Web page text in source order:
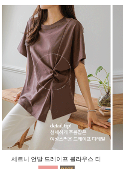
세르니 언발 드레이프 블라우스 티